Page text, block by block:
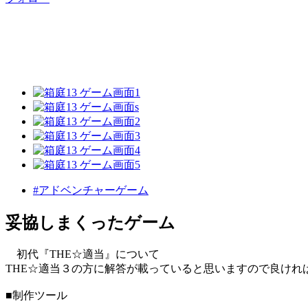
#アドベンチャーゲーム
妥協しまくったゲーム
初代『THE☆適当』について
THE☆適当３の方に解答が載っていると思いますので良けれ
■制作ツール